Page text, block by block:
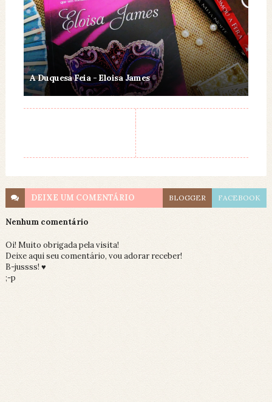
A Duquesa Feia - Eloisa James
DEIXE UM COMENTÁRIO BLOGGER FACEBOOK
Nenhum comentário
Oi! Muito obrigada pela visita!
Deixe aqui seu comentário, vou adorar receber!
B-jussss! ♥
;-p